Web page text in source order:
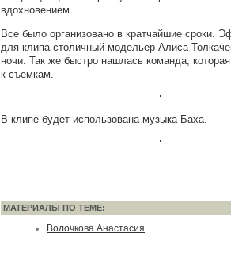
вдохновением.
Все было организовано в кратчайшие сроки.
для клипа столичный модельер Алиса
ночи. Так же быстро нашлась команда,
к съемкам.
В клипе будет использована музыка Баха.
МАТЕРИАЛЫ ПО ТЕМЕ:
Волочкова Анастасия